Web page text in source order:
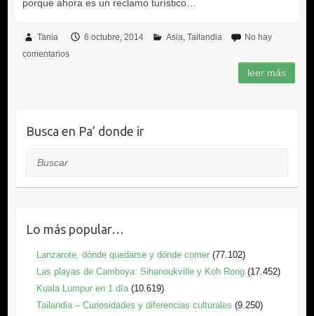
Tania 6 octubre, 2014 Asia Tailandia
No hay
comentarios
Busca en Pa’ donde ir
Buscar
Lo más popular…
Lanzarote, dónde quedarse y dónde comer (77.102)
Las playas de Camboya: Sihanoukville y Koh Rong (17.452)
Kuala Lumpur en 1 día (10.619)
Tailandia – Curiosidades y diferencias culturales (9.250)